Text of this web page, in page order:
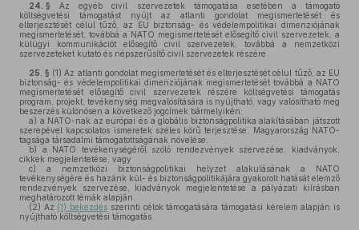
24. § Az egyéb civil szervezetek támogatása esetében a támogató
költségvetési támogatást nyújt az atlanti gondolat megismertetését és
elterjesztését célul tűző, az EU biztonság- és védelempolitikai dimenziójának
megismertetését, továbbá a NATO megismertetését elősegítő civil szervezetek, a
külügyi kommunikációt elősegítő civil szervezetek, továbbá a nemzetközi
szervezeteket kutató és népszerűsítő civil szervezetek részére.
25. § (1) Az atlanti gondolat megismertetését és elterjesztését célul tűző, az EU
biztonság- és védelempolitikai dimenziójának megismertetését továbbá a NATO
megismertetését elősegítő civil szervezetek részére költségvetési támogatás
program, projekt, tevékenység megvalósítására is nyújtható, vagy valósítható meg
beszerzés különösen a következő jogcímek bármelyikén:
a) a NATO-nak az európai és a globális biztonságpolitika alakításában játszott
szerepével kapcsolatos ismeretek széles körű terjesztése, Magyarország NATO-
tagsága társadalmi támogatottságának növelése;
b) a NATO tevékenységéről szóló rendezvények szervezése, kiadványok,
cikkek megjelentetése, vagy
c) a nemzetközi biztonságpolitikai helyzet alakulásának a NATO
tevékenységére és hazánk kül- és biztonságpolitikájára gyakorolt hatását elemző
rendezvények szervezése, kiadványok megjelentetése a pályázati kiírásban
meghatározott témák alapján.
(2) Az (1) bekezdés szerinti célok támogatására támogatási kérelem alapján is
nyújtható költségvetési támogatás.